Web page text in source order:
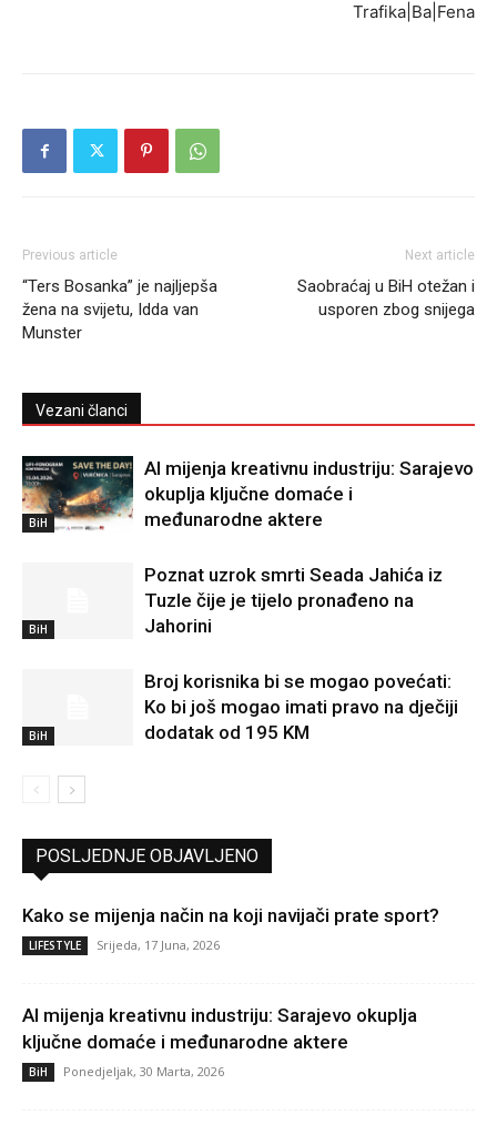
Trafika|Ba|Fena
Previous article
“Ters Bosanka” je najljepša
žena na svijetu, Idda van
Munster
Next article
Saobraćaj u BiH otežan i
usporen zbog snijega
Vezani članci
BiH
AI mijenja kreativnu industriju: Sarajevo
okuplja ključne domaće i
međunarodne aktere
BiH
Poznat uzrok smrti Seada Jahića iz
Tuzle čije je tijelo pronađeno na
Jahorini
BiH
Broj korisnika bi se mogao povećati:
Ko bi još mogao imati pravo na dječiji
dodatak od 195 KM
POSLJEDNJE OBJAVLJENO
Kako se mijenja način na koji navijači prate sport?
LIFESTYLE Srijeda, 17 Juna, 2026
AI mijenja kreativnu industriju: Sarajevo okuplja
ključne domaće i međunarodne aktere
BiH Ponedjeljak, 30 Marta, 2026